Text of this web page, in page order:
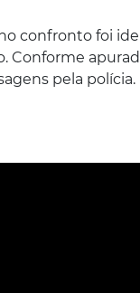
confronto foi
Conforme
pela polícia.